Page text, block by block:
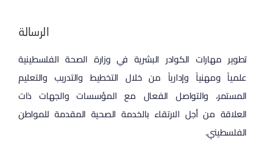
الرسالة
تطوير مهارات الكوادر البشرية في وزارة الصحة الفلسطينية
علمياً ومهنياً وإدارياً من خلال التخطيط والتدريب والتعليم
المستمر، والتواصل الفعال مع المؤسسات والجهات ذات
العلاقة من أجل الارتقاء بالخدمة الصحية المقدمة للمواطن
الفلسطيني.